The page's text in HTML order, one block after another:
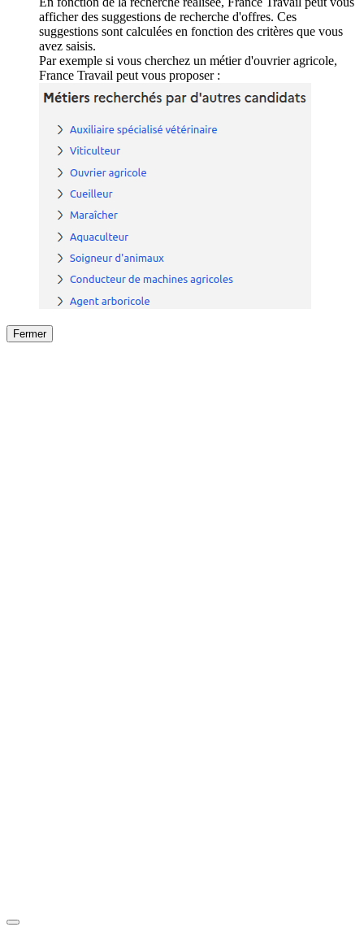
afficher des suggestions de recherche d'offres. Ces
suggestions sont calculées en fonction des critères que vous
avez saisis.
Par exemple si vous cherchez un métier d'ouvrier agricole,
France Travail peut vous proposer :
Fermer